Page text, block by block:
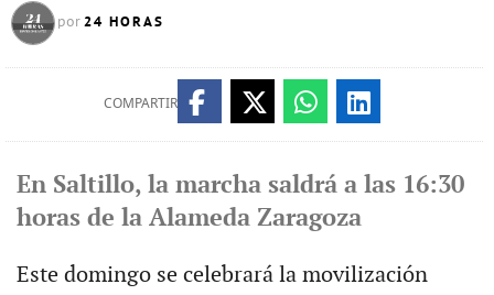
por 24 HORAS
COMPARTIR
En Saltillo, la marcha saldrá a las 16:30
horas de la Alameda Zaragoza
Este domingo se celebrará la movilización